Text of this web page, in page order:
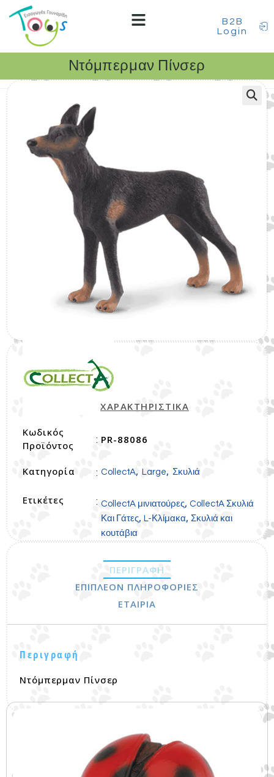
B2B
Login
Ντόμπερμαν Πίνσερ
ΧΑΡΑΚΤΗΡΙΣΤΙΚΑ
Κωδικός
Προϊόντος
: PR-88086
Κατηγορία : CollectA, Large, Σκυλιά
Ετικέτες : CollectA μινιατούρες, CollectA Σκυλιά
Και Γάτες, L-Κλίμακα, Σκυλιά και
κουτάβια
ΠΕΡΙΓΡΑΦΉ
ΕΠΙΠΛΈΟΝ ΠΛΗΡΟΦΟΡΊΕΣ
ΕΤΑΙΡΊΑ
Περιγραφή
Ντόμπερμαν Πίνσερ